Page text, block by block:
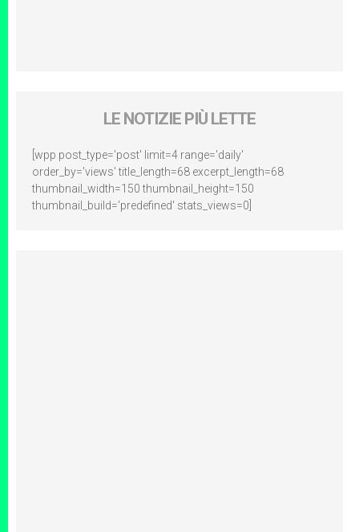
LE NOTIZIE PIÙ LETTE
[wpp post_type='post' limit=4 range='daily'
order_by='views' title_length=68 excerpt_length=68
thumbnail_width=150 thumbnail_height=150
thumbnail_build='predefined' stats_views=0]